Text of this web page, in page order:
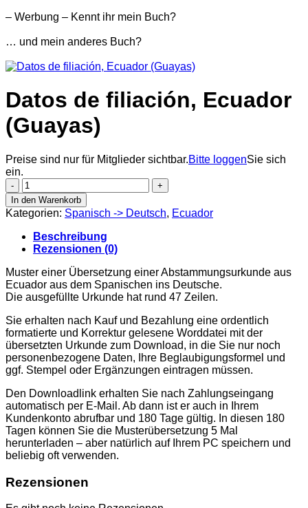
– Werbung – Kennt ihr mein Buch?
… und mein anderes Buch?
Datos de filiación, Ecuador
(Guayas)
Preise sind nur für Mitglieder sichtbar.Bitte loggenSie sich
ein.
Datos
de
filiación,
Ecuador
(Guayas)
Menge
In den Warenkorb
Kategorien: Spanisch -> Deutsch, Ecuador
Beschreibung
Rezensionen (0)
Muster einer Übersetzung einer Abstammungsurkunde aus
Ecuador aus dem Spanischen ins Deutsche.
Die ausgefüllte Urkunde hat rund 47 Zeilen.
Sie erhalten nach Kauf und Bezahlung eine ordentlich
formatierte und Korrektur gelesene Worddatei mit der
übersetzten Urkunde zum Download, in die Sie nur noch
personenbezogene Daten, Ihre Beglaubigungsformel und
ggf. Stempel oder Ergänzungen eintragen müssen.
Den Downloadlink erhalten Sie nach Zahlungseingang
automatisch per E-Mail. Ab dann ist er auch in Ihrem
Kundenkonto abrufbar und 180 Tage gültig. In diesen 180
Tagen können Sie die Musterübersetzung 5 Mal
herunterladen – aber natürlich auf Ihrem PC speichern und
beliebig oft verwenden.
Rezensionen